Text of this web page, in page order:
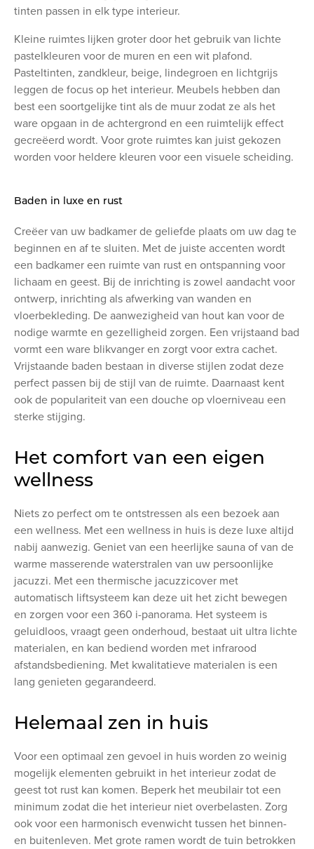
tinten passen in elk type interieur.
Kleine ruimtes lijken groter door het gebruik van lichte
pastelkleuren voor de muren en een wit plafond.
Pasteltinten, zandkleur, beige, lindegroen en lichtgrijs
leggen de focus op het interieur. Meubels hebben dan
best een soortgelijke tint als de muur zodat ze als het
ware opgaan in de achtergrond en een ruimtelijk effect
gecreëerd wordt. Voor grote ruimtes kan juist gekozen
worden voor heldere kleuren voor een visuele scheiding.
Baden in luxe en rust
Creëer van uw badkamer de geliefde plaats om uw dag te
beginnen en af te sluiten. Met de juiste accenten wordt
een badkamer een ruimte van rust en ontspanning voor
lichaam en geest. Bij de inrichting is zowel aandacht voor
ontwerp, inrichting als afwerking van wanden en
vloerbekleding. De aanwezigheid van hout kan voor de
nodige warmte en gezelligheid zorgen. Een vrijstaand bad
vormt een ware blikvanger en zorgt voor extra cachet.
Vrijstaande baden bestaan in diverse stijlen zodat deze
perfect passen bij de stijl van de ruimte. Daarnaast kent
ook de populariteit van een douche op vloerniveau een
sterke stijging.
Het comfort van een eigen
wellness
Niets zo perfect om te ontstressen als een bezoek aan
een wellness. Met een wellness in huis is deze luxe altijd
nabij aanwezig. Geniet van een heerlijke sauna of van de
warme masserende waterstralen van uw persoonlijke
jacuzzi. Met een thermische jacuzzicover met
automatisch liftsysteem kan deze uit het zicht bewegen
en zorgen voor een 360 i-panorama. Het systeem is
geluidloos, vraagt geen onderhoud, bestaat uit ultra lichte
materialen, en kan bediend worden met infrarood
afstandsbediening. Met kwalitatieve materialen is een
lang genieten gegarandeerd.
Helemaal zen in huis
Voor een optimaal zen gevoel in huis worden zo weinig
mogelijk elementen gebruikt in het interieur zodat de
geest tot rust kan komen. Beperk het meubilair tot een
minimum zodat die het interieur niet overbelasten. Zorg
ook voor een harmonisch evenwicht tussen het binnen-
en buitenleven. Met grote ramen wordt de tuin betrokken